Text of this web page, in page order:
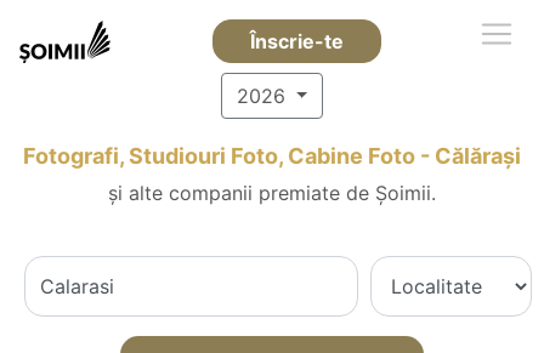
Înscrie-te
2026
Fotografi, Studiouri Foto, Cabine Foto - Călăraşi
și alte companii premiate de Șoimii.